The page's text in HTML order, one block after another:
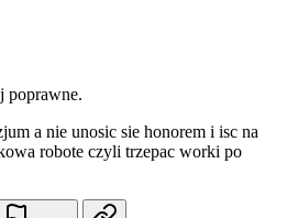
poprawne.
a nie unosic sie honorem i isc na
robote czyli trzepac worki po